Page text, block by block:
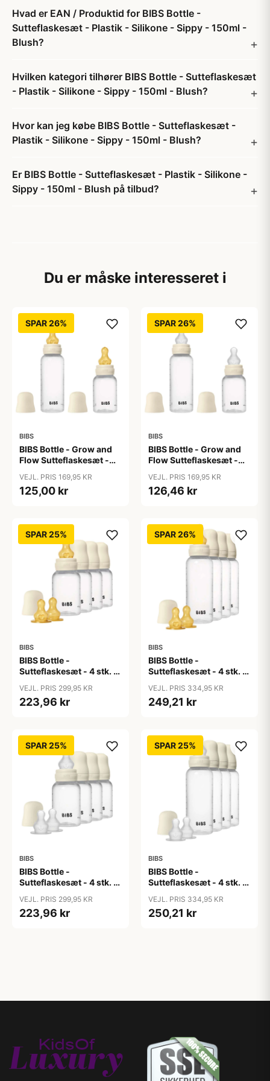
Hvad er EAN / Produktid for BIBS Bottle -
Sutteflaskesæt - Plastik - Silikone - Sippy - 150ml -
Blush?
Hvilken kategori tilhører BIBS Bottle - Sutteflaskesæt
- Plastik - Silikone - Sippy - 150ml - Blush?
Hvor kan jeg købe BIBS Bottle - Sutteflaskesæt -
Plastik - Silikone - Sippy - 150ml - Blush?
Er BIBS Bottle - Sutteflaskesæt - Plastik - Silikone -
Sippy - 150ml - Blush på tilbud?
Du er måske interesseret i
SPAR 26%
BIBS
BIBS Bottle - Grow and
Flow Sutteflaskesæt -
Naturgummi/Rund -
150ml/270ml - 2-Pak -
VEJL. PRIS 169,95 KR
125,00 kr
SPAR 26%
BIBS
BIBS Bottle - Grow and
Flow Sutteflaskesæt -
150ml/270ml - 2-Pak -
Ivory
VEJL. PRIS 169,95 KR
126,46 kr
SPAR 25%
BIBS
BIBS Bottle -
Sutteflaskesæt - 4 stk. -
150ml - Ivory
VEJL. PRIS 299,95 KR
223,96 kr
SPAR 26%
BIBS
BIBS Bottle -
Sutteflaskesæt - 4 stk. -
270ml - Ivory
VEJL. PRIS 334,95 KR
249,21 kr
SPAR 25%
BIBS
BIBS Bottle -
Sutteflaskesæt - 4 stk. -
- Ivory
VEJL. PRIS 299,95 KR
223,96 kr
SPAR 25%
BIBS
BIBS Bottle -
Sutteflaskesæt - 4 stk. -
270ml - Ivory
VEJL. PRIS 334,95 KR
250,21 kr